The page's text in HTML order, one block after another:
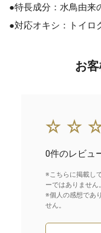
●特長成分：水鳥由来
●対応オキシ：トイロ
お
0件のレビュ
※こちらに掲載し
ーではありません。
※個人の感想であ
せん。